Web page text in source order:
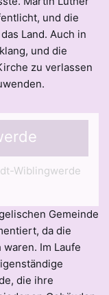
und die
Land. Auch in
und die
zu verlassen
Wiblingwerde
Gemeinde
da die
Im Laufe
die ihre